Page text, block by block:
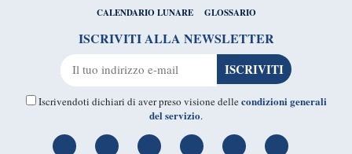
CALENDARIO LUNARE GLOSSARIO
ISCRIVITI ALLA NEWSLETTER
Iscrivendoti dichiari di aver preso visione dellecondizioni generali
del servizio.